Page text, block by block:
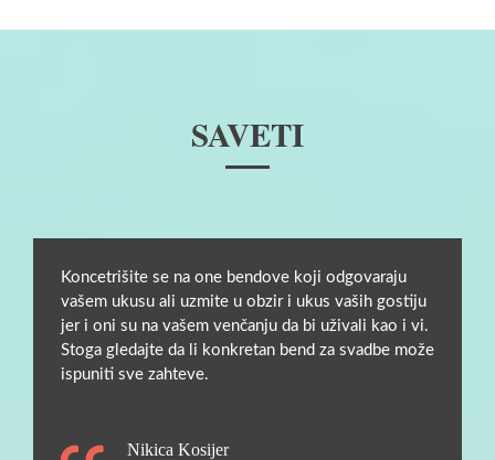
SAVETI
Koncetrišite se na one bendove koji odgovaraju
vašem ukusu ali uzmite u obzir i ukus vaših gostiju
jer i oni su na vašem venčanju da bi uživali kao i vi.
Stoga gledajte da li konkretan bend za svadbe može
ispuniti sve zahteve.
Nikica Kosijer